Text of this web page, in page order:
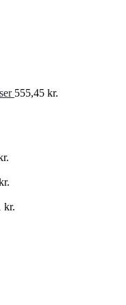
555,45 kr.
kr.